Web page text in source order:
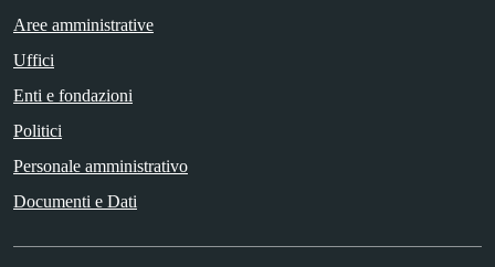
Aree amministrative
Uffici
Enti e fondazioni
Politici
Personale amministrativo
Documenti e Dati